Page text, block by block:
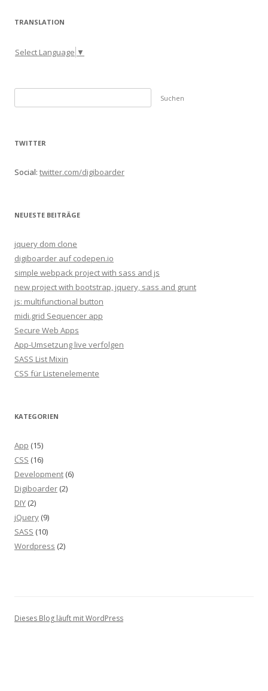
TRANSLATION
Select Language ▼
u
TWITTER
Social: twitter.com/digiboarder
NEUESTE BEITRÄGE
jquery dom clone
digiboarder auf codepen.io
simple webpack project with sass and js
new project with bootstrap, jquery, sass and grunt
js: multifunctional button
midi.grid Sequencer app
Secure Web Apps
App-Umsetzung live verfolgen
SASS List Mixin
CSS für Listenelemente
KATEGORIEN
App (15)
CSS (16)
Development (6)
Digiboarder (2)
DIY (2)
jQuery (9)
SASS (10)
Wordpress (2)
Dieses Blog läuft mit WordPress